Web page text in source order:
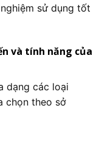
sử dụng tốt
và tính năng của
dạng các loại
chọn theo sở